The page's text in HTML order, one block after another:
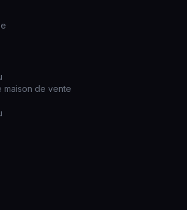
de vente